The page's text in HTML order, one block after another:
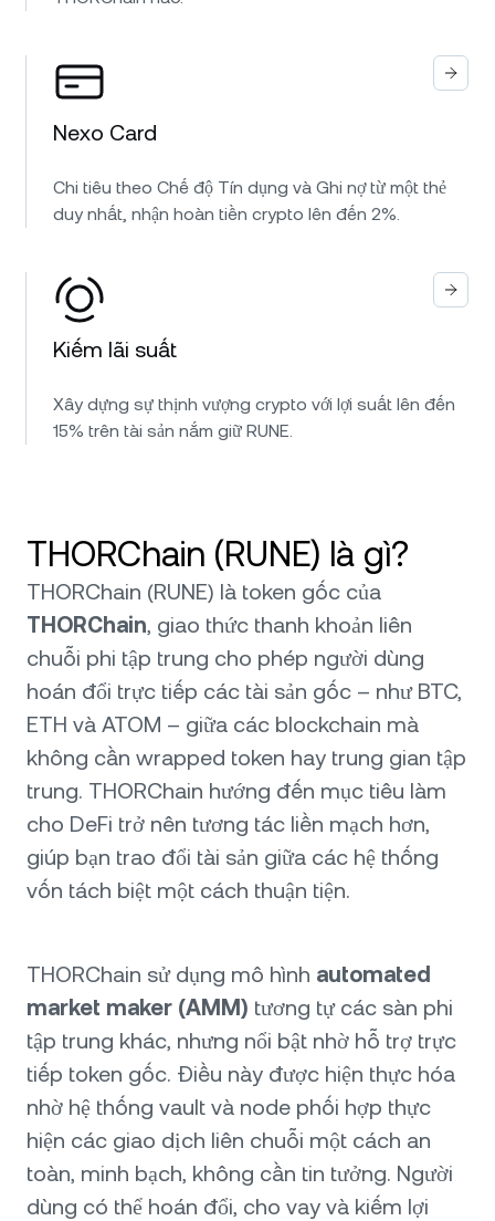
Nexo Card
Chi tiêu theo Chế độ Tín dụng và Ghi nợ từ một thẻ
duy nhất, nhận hoàn tiền crypto lên đến 2%.
Kiếm lãi suất
Xây dựng sự thịnh vượng crypto với lợi suất lên đến
15% trên tài sản nắm giữ RUNE.
THORChain (RUNE) là gì?
THORChain (RUNE) là token gốc của
THORChain, giao thức thanh khoản liên
chuỗi phi tập trung cho phép người dùng
hoán đổi trực tiếp các tài sản gốc – như BTC,
ETH và ATOM – giữa các blockchain mà
không cần wrapped token hay trung gian tập
trung. THORChain hướng đến mục tiêu làm
cho DeFi trở nên tương tác liền mạch hơn,
giúp bạn trao đổi tài sản giữa các hệ thống
vốn tách biệt một cách thuận tiện.
THORChain sử dụng mô hình automated
market maker (AMM) tương tự các sàn phi
tập trung khác, nhưng nổi bật nhờ hỗ trợ trực
tiếp token gốc. Điều này được hiện thực hóa
nhờ hệ thống vault và node phối hợp thực
hiện các giao dịch liên chuỗi một cách an
toàn, minh bạch, không cần tin tưởng. Người
dùng có thể hoán đổi, cho vay và kiếm lợi